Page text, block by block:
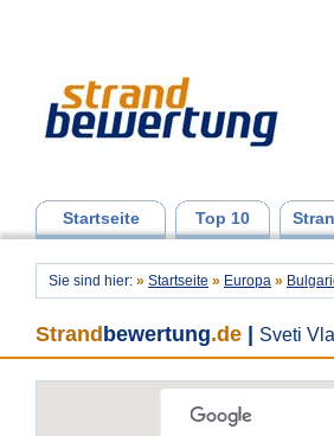
Startseite Top 10
Sie sind hier: » Startseite » Europa »
Strand bewertung.de Sveti